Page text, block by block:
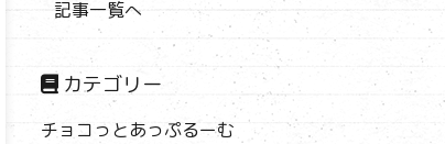
記事一覧へ
カテゴリー
チョコっとあっぷるーむ